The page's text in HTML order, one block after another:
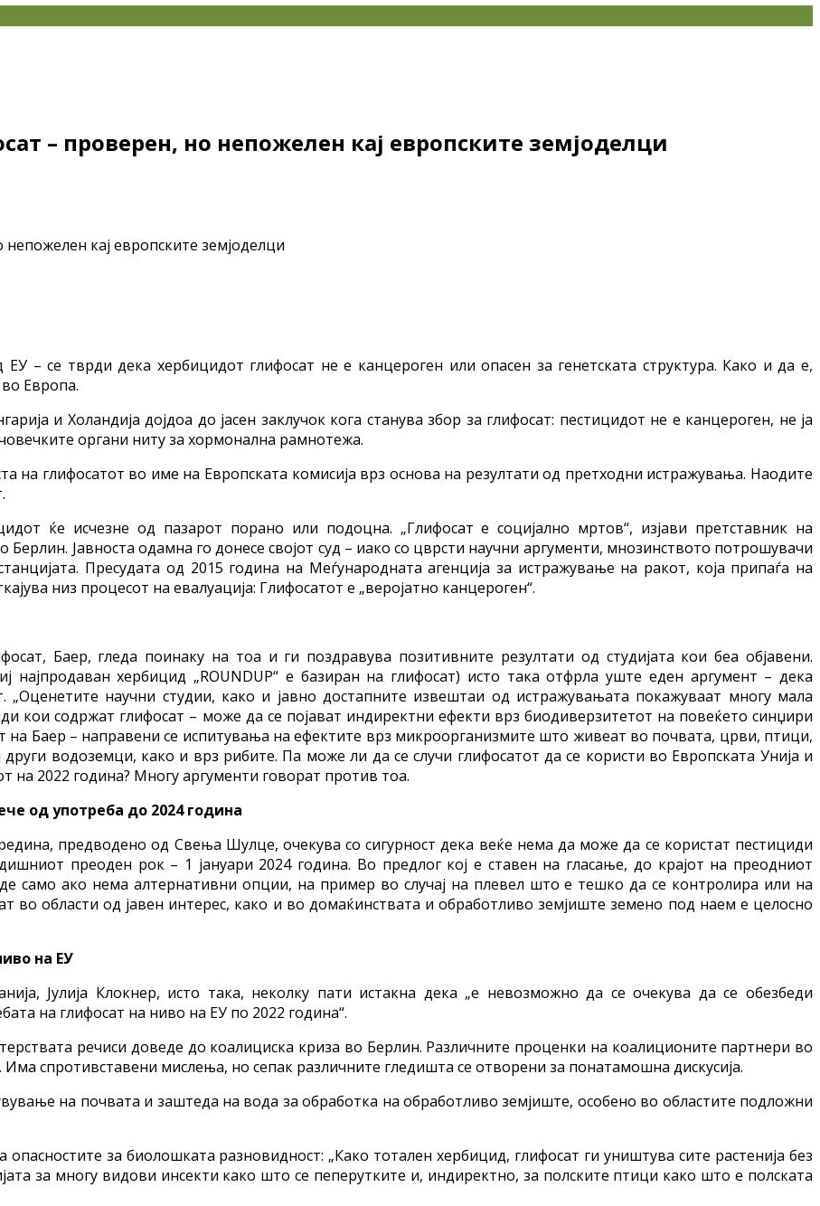
– проверен, но непожелен кај европските земјоделци
– се тврди дека хербицидот глифосат не е канцероген или опасен за генетската структура. Како и да е,
Европа.
и Холандија дојдоа до јасен заклучок кога станува збор за глифосат: пестицидот не е канцероген, не ја
органи ниту за хормонална рамнотежа.
на глифосатот во име на Европската комисија врз основа на резултати од претходни истражувања. Наодите
ќе исчезне од пазарот порано или подоцна. „Глифосат е социјално мртов“, изјави претставник на
Јавноста одамна го донесе својот суд – иако со цврсти научни аргументи, мнозинството потрошувачи
Пресудата од 2015 година на Меѓународната агенција за истражување на ракот, која припаѓа на
низ процесот на евалуација: Глифосатот е „веројатно канцероген“.
Баер, гледа поинаку на тоа и ги поздравува позитивните резултати од студијата кои беа објавени.
најпродаван хербицид „ROUNDUP“ е базиран на глифосат) исто така отфрла уште еден аргумент – дека
„Оценетите научни студии, како и јавно достапните извештаи од истражувањата покажуваат многу мала
кои содржат глифосат – може да се појават индиректни ефекти врз биодиверзитетот на повеќето синџири
на Баер – направени се испитувања на ефектите врз микроорганизмите што живеат во почвата, црви, птици,
водоземци, како и врз рибите. Па може ли да се случи глифосатот да се користи во Европската Унија и
на 2022 година? Многу аргументи говорат против тоа.
од употреба до 2024 година
предводено од Свења Шулце, очекува со сигурност дека веќе нема да може да се користат пестициди
преоден рок – 1 јануари 2024 година. Во предлог кој е ставен на гласање, до крајот на преодниот
само ако нема алтернативни опции, на пример во случај на плевел што е тешко да се контролира или на
во области од јавен интерес, како и во домаќинствата и обработливо земјиште земено под наем е целосно
на ЕУ
Јулија Клокнер, исто така, неколку пати истакна дека „е невозможно да се очекува да се обезбеди
на глифосат на ниво на ЕУ по 2022 година“.
речиси доведе до коалициска криза во Берлин. Различните проценки на коалиционите партнери во
Има спротивставени мислења, но сепак различните гледишта се отворени за понатамошна дискусија.
на почвата и заштеда на вода за обработка на обработливо земјиште, особено во областите подложни
за биолошката разновидност: „Како тотален хербицид, глифосат ги уништува сите растенија без
за многу видови инсекти како што се пеперутките и, индиректно, за полските птици како што е полската